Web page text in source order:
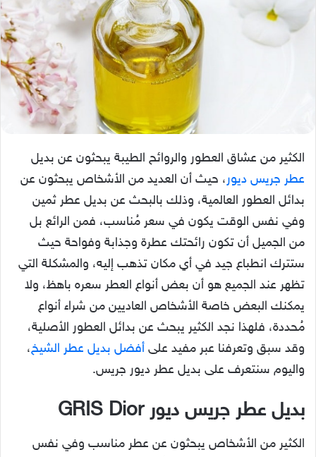
الكثير من عشاق العطور والروائح الطيبة يبحثون عن بديل
عطر جريس ديور، حيث أن العديد من الأشخاص يبحثون عن
بدائل العطور العالمية، وذلك بالبحث عن بديل عطر ثمين
وفي نفس الوقت يكون في سعر مُناسب، فمن الرائع بل
من الجميل أن تكون رائحتك عطرة وجذابة وفواحة حيث
ستترك انطباع جيد في أي مكان تذهب إليه، والمشكلة التي
تظهر عند الجميع هو أن بعض أنواع العطر سعره باهظ، ولا
يمكنك البعض خاصة الأشخاص العاديين من شراء أنواع
مُحددة، فلهذا نجد الكثير يبحث عن بدائل العطور الأصلية،
وقد سبق وتعرفنا عبر مفيد على أفضل بديل عطر الشيخ،
واليوم سنتعرف على بديل عطر ديور جريس.
بديل عطر جريس ديور GRIS Dior
الكثير من الأشخاص يبحثون عن عطر مناسب وفي نفس